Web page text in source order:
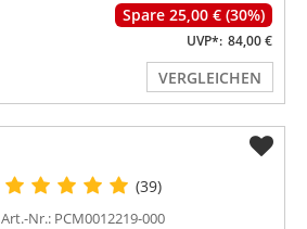
Spare 25,00 € (30%)
UVP*: 84,00 €
VERGLEICHEN
(39)
Art.-Nr.: PCM0012219-000